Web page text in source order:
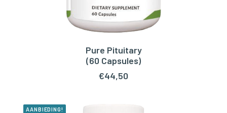
Pure Pituitary
(60 Capsules)
€44,50
AANBIEDING!